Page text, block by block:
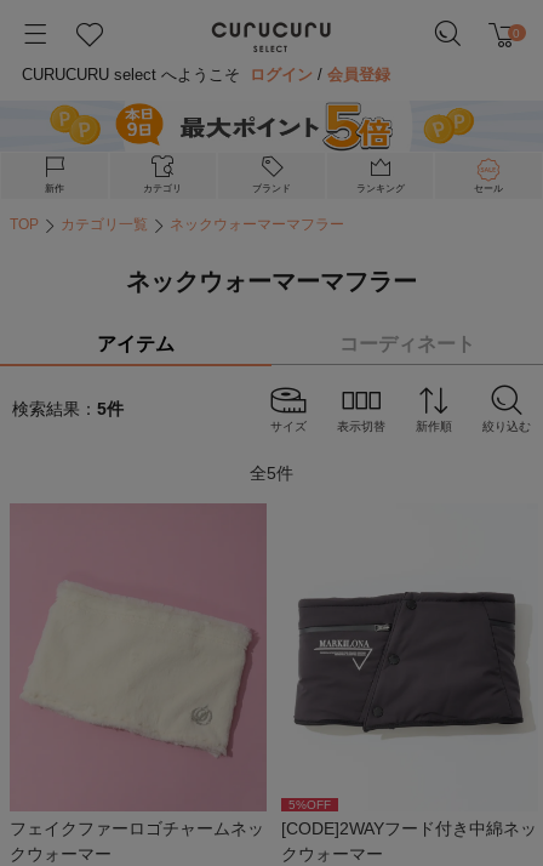
0
CURUCURU select へようこそ ログイン /会員登録
新作 カテゴリ ブランド ランキング セール
TOP カテゴリ一覧 ネックウォーマーマフラー
ネックウォーマーマフラー
アイテム コーディネート
検索結果： 5件
サイズ 表示切替 新作順 絞り込む
全5件
フェイクファーロゴチャームネッ
クウォーマー
5%OFF
[CODE]2WAYフード付き中綿ネッ
クウォーマー